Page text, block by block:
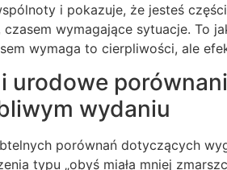
i pokazuje, że jesteś
wymagające sytuacje. To
wymaga to cierpliwości, ale
urodowe
wydaniu
porównań dotyczących
typu „obyś miała mniej